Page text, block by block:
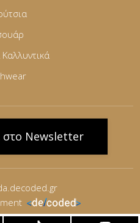
στο Newsletter